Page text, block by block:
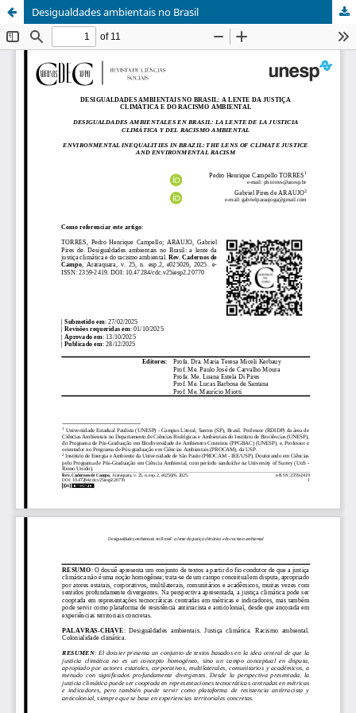
Desigualdades ambientais no Brasil